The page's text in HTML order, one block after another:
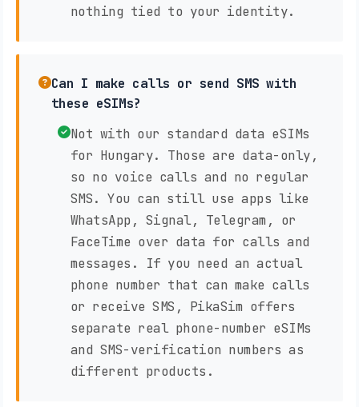
nothing tied to your identity.
Can I make calls or send SMS with
these eSIMs?
Not with our standard data eSIMs
for Hungary. Those are data-only,
so no voice calls and no regular
SMS. You can still use apps like
WhatsApp, Signal, Telegram, or
FaceTime over data for calls and
messages. If you need an actual
phone number that can make calls
or receive SMS, PikaSim offers
separate real phone-number eSIMs
and SMS-verification numbers as
different products.